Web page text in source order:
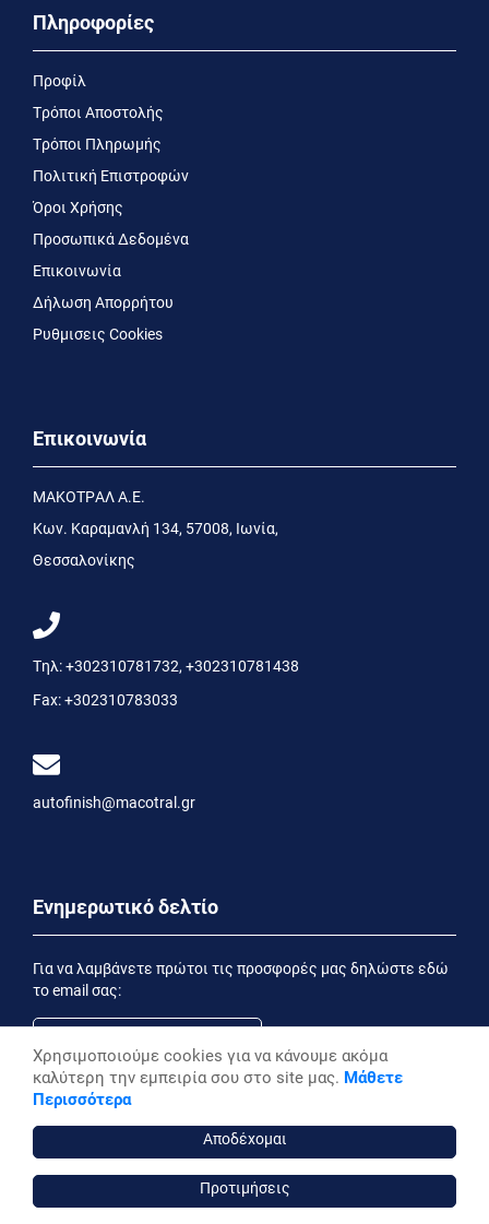
Πληροφορίες
Προφίλ
Τρόποι Αποστολής
Τρόποι Πληρωμής
Πολιτική Επιστροφών
Όροι Χρήσης
Προσωπικά Δεδομένα
Επικοινωνία
Δήλωση Απορρήτου
Ρυθμισεις Cookies
Επικοινωνία
MΑΚΟΤΡΑΛ Α.Ε.
Kων. Kαραμανλή 134, 57008, Ιωνία,
Θεσσαλονίκης
Τηλ:+302310781732, +302310781438
Fax:+302310783033
autofinish@macotral.gr
Ενημερωτικό δελτίο
Για να λαμβάνετε πρώτοι τις προσφορές μας δηλώστε εδώ
το email σας:
Εγγραφή
Έχοντας ενημερωθεί από την
επιθυμώ να λαμβάνω ενημερωτικά email
Powered by Stonewave
Χρησιμοποιούμε cookies για να κάνουμε ακόμα
καλύτερη την εμπειρία σου στο site μας. Μάθετε
Περισσότερα
Αποδέχομαι
Προτιμήσεις